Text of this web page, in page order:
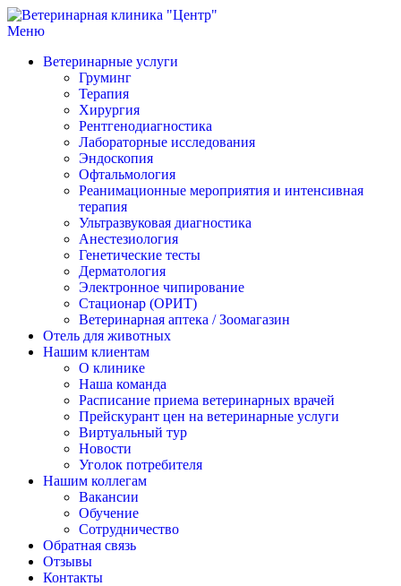
Перейти
к
Меню
Ветеринарные услуги
Груминг
Терапия
Хирургия
Рентгенодиагностика
Лабораторные исследования
Эндоскопия
Офтальмология
Реанимационные мероприятия и интенсивная
терапия
Ультразвуковая диагностика
Анестезиология
Генетические тесты
Дерматология
Электронное чипирование
Стационар (ОРИТ)
Ветеринарная аптека / Зоомагазин
Отель для животных
Нашим клиентам
О клинике
Наша команда
Расписание приема ветеринарных врачей
Прейскурант цен на ветеринарные услуги
Виртуальный тур
Новости
Уголок потребителя
Нашим коллегам
Вакансии
Обучение
Сотрудничество
Обратная связь
Отзывы
Контакты